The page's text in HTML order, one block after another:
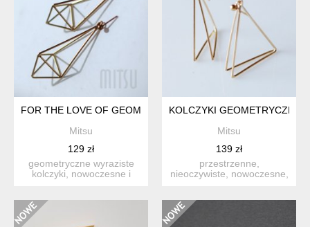
FOR THE LOVE OF GEOMETRY
Mitsu
129 zł
geometryczne wyraziste
kolczyki, nowoczesne i
KOLCZYKI GEOMETRYCZNE
Mitsu
139 zł
przestrzenne,
nieoczywiste, nowoczesne,